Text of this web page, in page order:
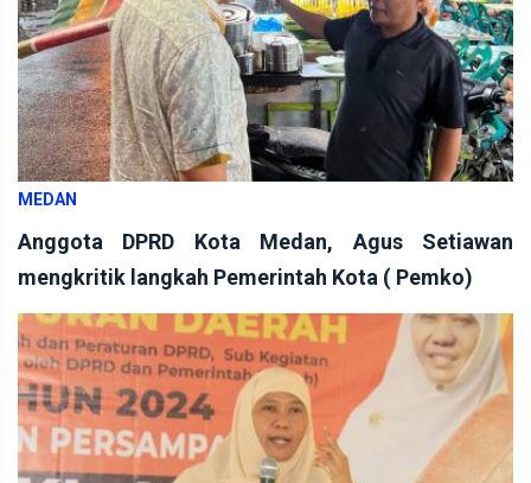
MEDAN
Anggota DPRD Kota Medan, Agus Setiawan
mengkritik langkah Pemerintah Kota ( Pemko)